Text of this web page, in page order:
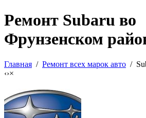
Ремонт Subaru во
Фрунзенском
Главная / Ремонт всех марок авто /
‹›×